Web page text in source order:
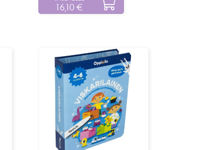
16,10 €